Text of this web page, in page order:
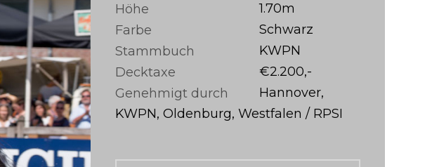
Höhe
1.70m
Farbe
Schwarz
Stammbuch
KWPN
Decktaxe
€2.200,-
Genehmigt durch
Hannover,
KWPN, Oldenburg, Westfalen / RPSI